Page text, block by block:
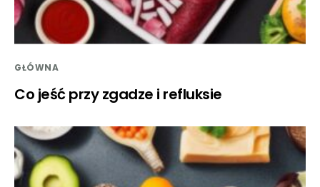
GŁÓWNA
Co jeść przy zgadze i refluksie